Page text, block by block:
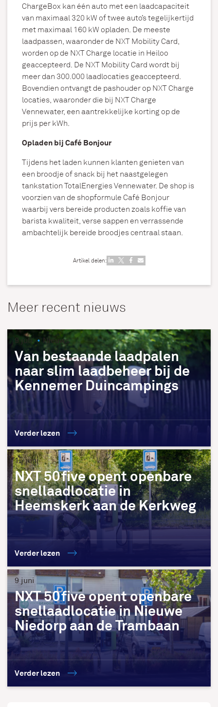
ChargeBox kan één auto met een laadcapaciteit
van maximaal 320 kW of twee auto’s tegelijkertijd
met maximaal 160 kW opladen. De meeste
laadpassen, waaronder de NXT Mobility Card,
worden op de NXT Charge locatie in Heiloo
geaccepteerd. De NXT Mobility Card wordt bij
meer dan 300.000 laadlocaties geaccepteerd.
Bovendien ontvangt de pashouder op NXT Charge
locaties, waaronder die bij NXT Charge
Vennewater, een aantrekkelijke korting op de
prijs per kWh.
Opladen bij Café Bonjour
Tijdens het laden kunnen klanten genieten van
een broodje of snack bij het naastgelegen
tankstation TotalEnergies Vennewater. De shop is
voorzien van de shopformule Café Bonjour
waarbij vers bereide producten zoals koffie van
barista kwaliteit, verse sappen en verrassende
ambachtelijk bereide broodjes centraal staan.
Artikel delen:
Meer recent nieuws
9 juli Nieuws
Van bestaande laadpalen
naar slim laadbeheer bij de
Kennemer Duincampings
Verder lezen
15 juni
NXT 50five opent openbare
snellaadlocatie in
Heemskerk aan de Kerkweg
Verder lezen
9 juni
NXT 50five opent openbare
snellaadlocatie in Nieuwe
Niedorp aan de Trambaan
Verder lezen